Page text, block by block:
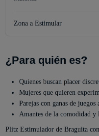
Zona a Estimular
¿Para quién es?
Quienes buscan placer
Mujeres que quieren
Parejas con ganas de
Amantes de la comodidad y
Plitz Estimulador de Braguita